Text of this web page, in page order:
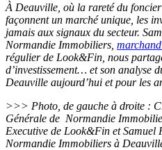
À Deauville, où la rareté du
façonnent un marché unique, les
jamais aux signaux du secteur.
Normandie Immobiliers,
régulier de Look&Fin, nous
d’investissement… et son analyse
Deauville aujourd’hui et pour les
>>> Photo, de gauche à droite :
Générale de Normandie
Executive de Look&Fin et Samuel
Normandie Immobiliers à